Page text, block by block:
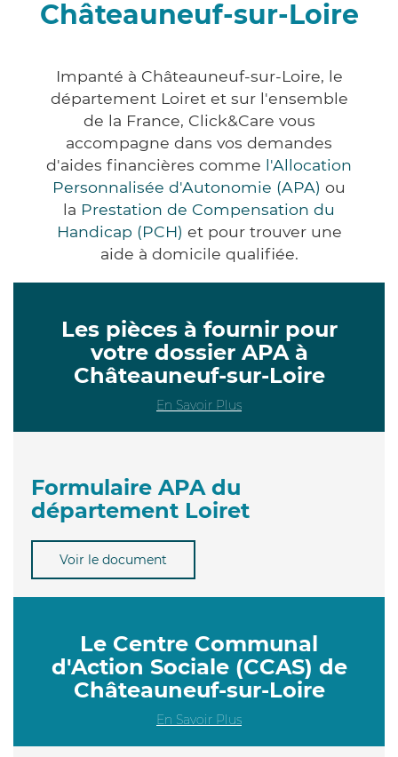
Châteauneuf-sur-Loire
Impanté à Châteauneuf-sur-Loire, le
département Loiret et sur l'ensemble
de la France, Click&Care vous
accompagne dans vos demandes
d'aides financières comme l'Allocation
Personnalisée d'Autonomie (APA) ou
la Prestation de Compensation du
Handicap (PCH) et pour trouver une
aide à domicile qualifiée.
Les pièces à fournir pour
votre dossier APA à
Châteauneuf-sur-Loire
En Savoir Plus
Formulaire APA du
département Loiret
Voir le document
Le Centre Communal
d'Action Sociale (CCAS) de
Châteauneuf-sur-Loire
En Savoir Plus